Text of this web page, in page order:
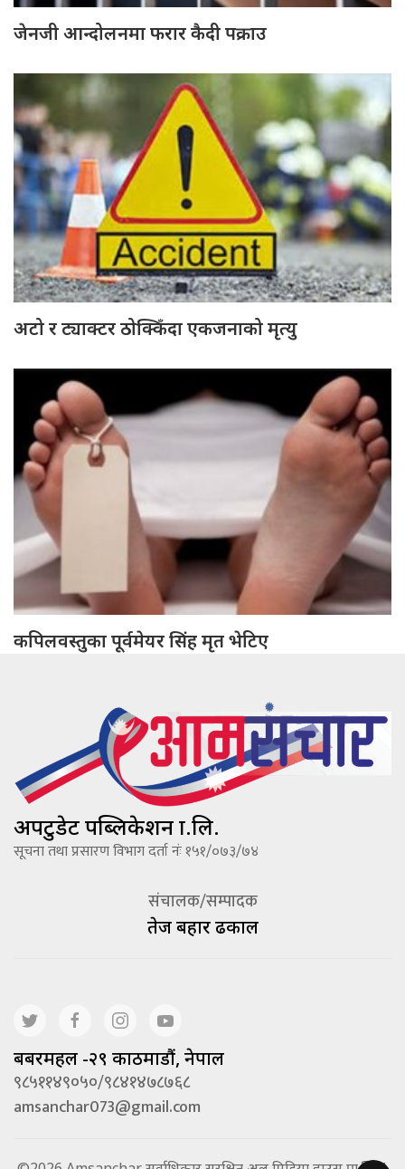
जेनजी आन्दोलनमा फरार कैदी पक्राउ
अटो र ट्याक्टर ठोक्किँदा एकजनाको मृत्यु
कपिलवस्तुका पूर्वमेयर सिंह मृत भेटिए
अपटुडेट पब्लिकेशन प्रा.लि.
सूचना तथा प्रसारण विभाग दर्ता नंः १५१/०७३/७४
संचालक/सम्पादक
तेज बहादूर ढकाल
बबरमहल -२९ काठमाडौं, नेपाल
९८५११४९०५०/९८४१४७८७६८
amsanchar073@gmail.com